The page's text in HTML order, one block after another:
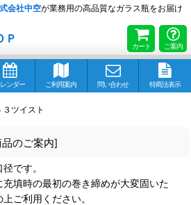
会社中空が業務用の高品質なガラス瓶をお届け
Ｐ
カート ご案内
ンダー ご利用案内 問い合わせ 特商法表示
３ツイスト
品のご案内]
です。
填時の最初の巻き締めが大変固いた
ご利用ください。